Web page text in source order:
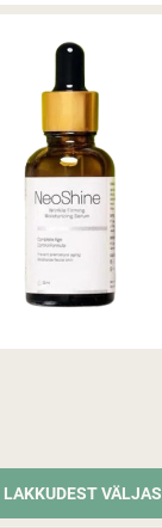
LAKKUDEST VÄLJAS